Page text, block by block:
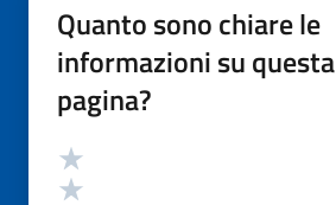
Quanto sono chiare le
informazioni su questa
pagina?
Valutazione